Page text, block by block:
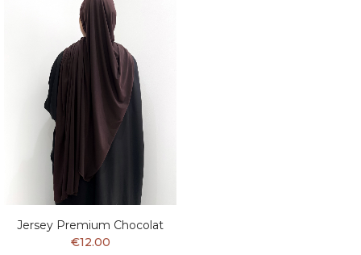
Jersey Premium Chocolat
€12.00